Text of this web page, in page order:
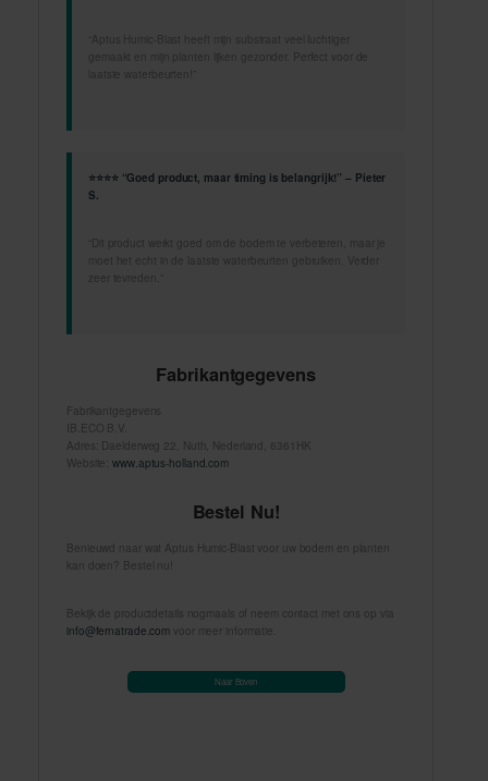
“Aptus Humic-Blast heeft mijn substraat veel luchtiger
gemaakt en mijn planten lijken gezonder. Perfect voor de
laatste waterbeurten!”
⭐⭐⭐⭐ “Goed product, maar timing is belangrijk!” – Pieter
S.
“Dit product werkt goed om de bodem te verbeteren, maar je
moet het echt in de laatste waterbeurten gebruiken. Verder
zeer tevreden.”
Fabrikantgegevens
Fabrikantgegevens
IB.ECO B.V.
Adres: Daelderweg 22, Nuth, Nederland, 6361HK
Website:www.aptus-holland.com
Bestel Nu!
Benieuwd naar wat Aptus Humic-Blast voor uw bodem en planten
kan doen? Bestel nu!
Bekijk de productdetails nogmaals of neem contact met ons op via
info@fernatrade.com voor meer informatie.
Naar Boven